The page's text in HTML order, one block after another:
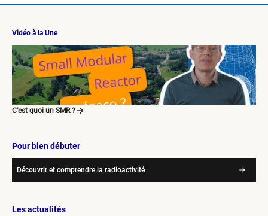
Vidéo à la Une
C’est quoi un SMR ?
Pour bien débuter
Découvrir et comprendre la radioactivité
Les actualités